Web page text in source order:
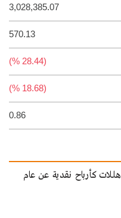
3,028,385.07
570.13
(28.44 %)
(18.68 %)
0.86
عمومية برغرايززر توافق على توزيع 10 هللات كأرباح نقدية عن عام